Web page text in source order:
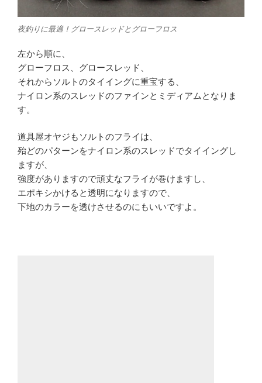
夜釣りに最適！グロースレッドとグローフロス
左から順に、
グローフロス、グロースレッド、
それからソルトのタイイングに重宝する、
ナイロン系のスレッドのファインとミディアムとなりま
す。
道具屋オヤジもソルトのフライは、
殆どのパターンをナイロン系のスレッドでタイイングし
ますが、
強度がありますので頑丈なフライが巻けますし、
エポキシかけると透明になりますので、
下地のカラーを透けさせるのにもいいですよ。